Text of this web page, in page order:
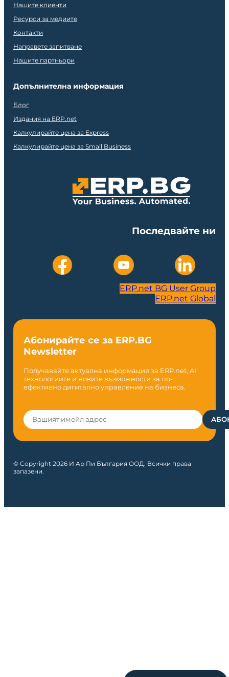
Нашите клиенти
Ресурси за медиите
Контакти
Направете запитване
Нашите партньори
Допълнителна информация
Блог
Издания на ERP.net
Калкулирайте цена за Express
Калкулирайте цена за Small Business
Последвайте ни
ERP.net BG User Group
ERP.net Global
Абонирайте се за ERP.BG
Newsletter
Получавайте актуална информация за ERP.net, AI
технологиите и новите възможности за по-
ефективно дигитално управление на бизнеса.
© Copyright 2026 И Ар Пи България ООД. Всички права
запазени.